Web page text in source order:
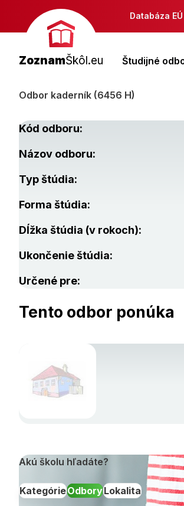
Databáza EÚ
ZoznamŠkôl.eu Študijné
Odbor kaderník (6456 H)
Kód odboru:
Názov odboru:
Typ štúdia:
Forma štúdia:
Dĺžka štúdia (v rokoch):
Ukončenie štúdia:
Určené pre:
Tento odbor ponúka
Akú školu hľadáte?
KategórieOdboryLokalita